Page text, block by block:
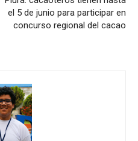
el 5 de junio para participar en
concurso regional del cacao